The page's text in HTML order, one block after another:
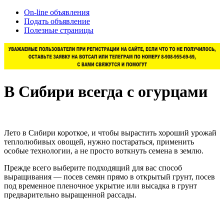
On-line объявления
Подать объявление
Полезные страницы
В Сибири всегда с огурцами
Лето в Сибири короткое, и чтобы вырастить хороший урожай
теплолюбивых овощей, нужно постараться, применить
особые технологии, а не просто воткнуть семена в землю.
Прежде всего выберите подходящий для вас способ
выращивания — посев семян прямо в открытый грунт, посев
под временное пленочное укрытие или высадка в грунт
предварительно выращенной рассады.